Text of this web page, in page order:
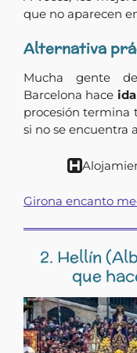
que no aparecen
Alternativa
Mucha gente
Barcelona hace
procesión termina
si no se encuentra
Girona encanto
2. Hellín
que